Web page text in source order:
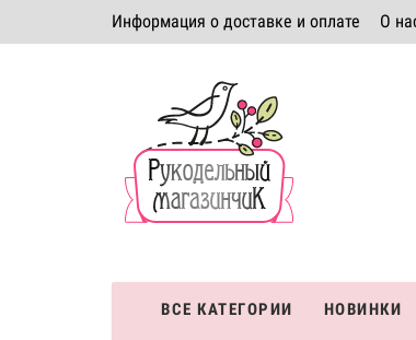
Информация о доставке и оплате О
Система скидок
ВСЕ КАТЕГОРИИ НОВИНКИ